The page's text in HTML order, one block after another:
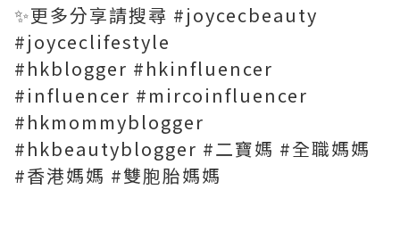
✨更多分享請搜尋 #joycecbeauty
#joyceclifestyle
#hkblogger #hkinfluencer
#influencer #mircoinfluencer
#hkmommyblogger
#hkbeautyblogger #二寶媽 #全職媽媽
#香港媽媽 #雙胞胎媽媽